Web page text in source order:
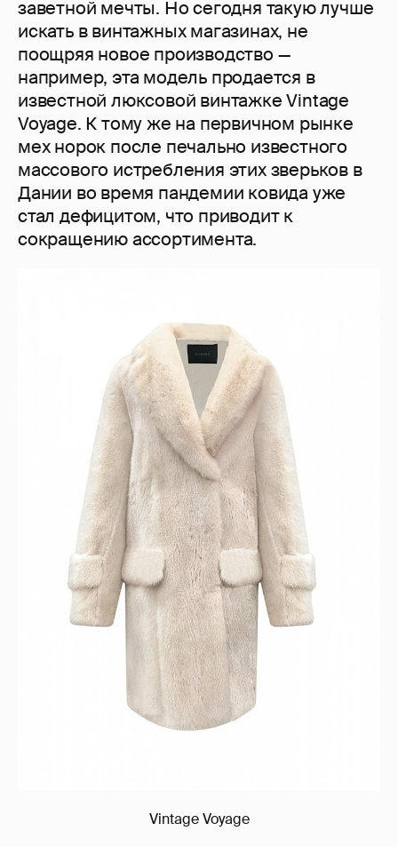
заветной мечты. Но сегодня такую лучше
искать в винтажных магазинах, не
поощряя новое производство —
например, эта модель продается в
известной люксовой винтажке Vintage
Voyage. К тому же на первичном рынке
мех норок после печально известного
массового истребления этих зверьков в
Дании во время пандемии ковида уже
стал дефицитом, что приводит к
сокращению ассортимента.
Vintage Voyage